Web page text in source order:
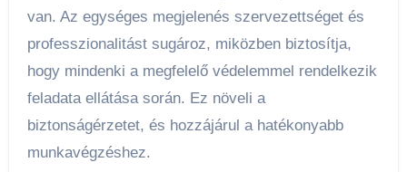
van. Az egységes megjelenés szervezettséget és
professzionalitást sugároz, miközben biztosítja,
hogy mindenki a megfelelő védelemmel rendelkezik
feladata ellátása során. Ez növeli a
biztonságérzetet, és hozzájárul a hatékonyabb
munkavégzéshez.